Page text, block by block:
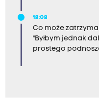
18:08
Co może
"Byłbym jednak
prostego